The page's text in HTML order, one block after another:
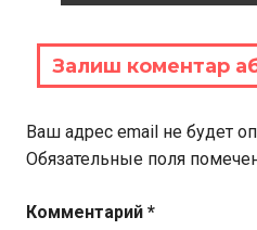
Залиш коментар
Ваш адрес email не будет
Обязательные поля
Комментарий *